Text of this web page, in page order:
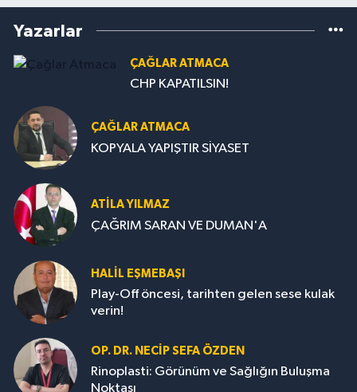
Yazarlar
ÇAĞLAR ATMACA
CHP KAPATILSIN!
ÇAĞLAR ATMACA
KOPYALA YAPIŞTIR SİYASET
ATILA YILMAZ
ÇAĞRIM SARAN VE DUMAN'A
HALIL EŞMEBAŞI
Play-Off öncesi, tarihten gelen sese kulak
verin!
OP. DR. NECIP SEFA ÖZDEN
Rinoplasti: Görünüm ve Sağlığın Buluşma
Noktası